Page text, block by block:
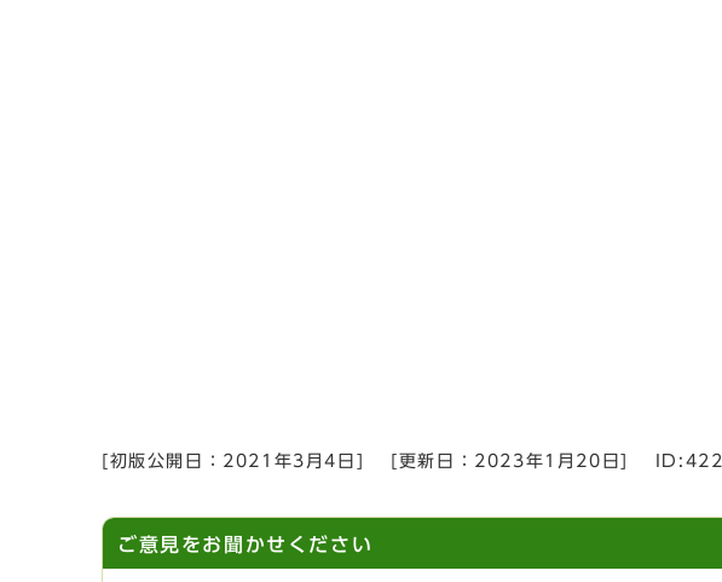
[初版公開日： 2021年3月4日 [更新日： 2023年1月20日 ID:422
ご意見をお聞かせください